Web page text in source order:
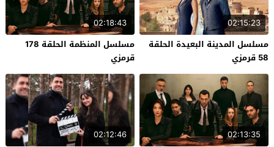
02:15:23
مسلسل المدينة البعيدة الحلقة
58 قرمزي
02:18:43
مسلسل المنظمة الحلقة 178
قرمزي
02:13:35
02:12:46